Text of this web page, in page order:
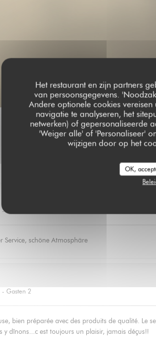
Het restaurant en zijn partners
van persoonsgegevens.
Andere optionele cookies
navigatie te analyseren, het
netwerken) of gepersonaliseerde
'Weiger alle' of 'Personaliseer'
wijzigen door op het
OK,
Onze
Gasten 10
Service, schöne Atmosphäre
Gasten 2
bien préparée avec des produits de qualité. Le
y dînons...c est toujours un plaisir, jamais déçus!!